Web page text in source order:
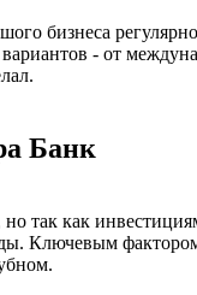
бизнеса
- от
Банк
так как
Ключевым фактором